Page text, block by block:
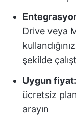
Drive veya
şekilde
Uygun fiyat:
ücretsiz
arayın